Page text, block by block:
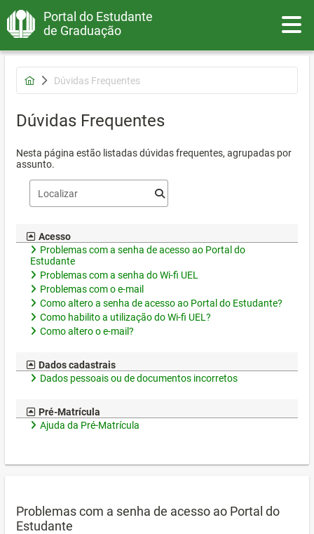
Portal do Estudante
de Graduação
Dúvidas Frequentes
Dúvidas Frequentes
Nesta página estão listadas dúvidas frequentes, agrupadas por
assunto.
Acesso
Problemas com a senha de acesso ao Portal do
Estudante
Problemas com a senha do Wi-fi UEL
Problemas com o e-mail
Como altero a senha de acesso ao Portal do Estudante?
Como habilito a utilização do Wi-fi UEL?
Como altero o e-mail?
Dados cadastrais
Dados pessoais ou de documentos incorretos
Pré-Matrícula
Ajuda da Pré-Matrícula
Problemas com a senha de acesso ao Portal do
Estudante